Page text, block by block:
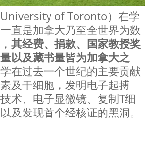
of Toronto）在学
直是加拿大乃至全世界为数
其经费、捐款、国家教授奖
以及藏书量皆为加拿大之
在过去一个世纪的主要贡献
及干细胞，发明电子起搏
术、电子显微镜、复制T细
及发现首个经核证的黑洞。